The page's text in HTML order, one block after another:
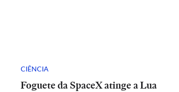
CIÊNCIA
Foguete da SpaceX atinge a Lua